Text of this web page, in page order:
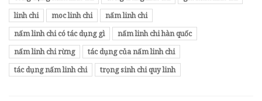
linh chi
moc linh chi
nấm linh chi
nấm linh chi có tác dụng gì
nấm linh chi hàn quốc
nấm linh chi rừng
tác dụng của nấm linh chi
tác dụng nấm linh chi
trọng sinh chi quy linh